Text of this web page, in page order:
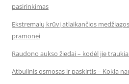
pasirinkimas
Ekstremalų krūvį atlaikančios
pramonei
Raudono aukso žiedai – kodėl jie
Atbulinis osmosas ir paskirtis – Kokia